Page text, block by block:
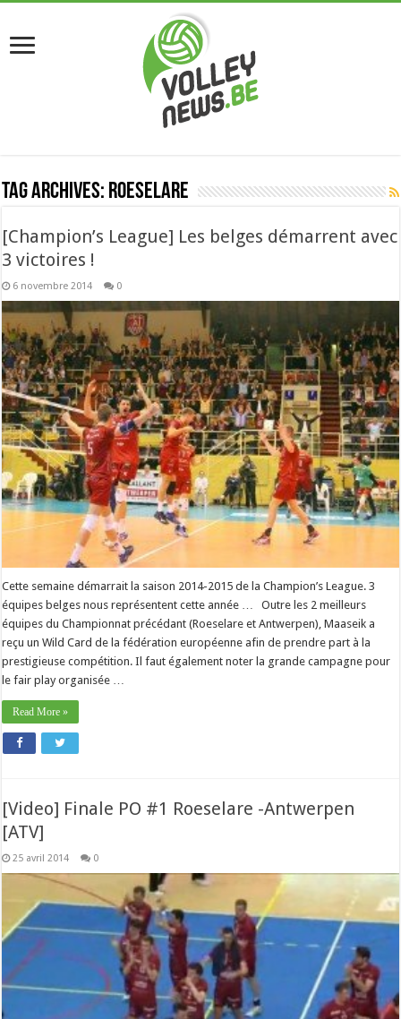
Tag Archives: roeselare
[Champion’s League] Les belges démarrent avec
3 victoires !
6 novembre 2014 0
Cette semaine démarrait la saison 2014-2015 de la Champion’s League. 3
équipes belges nous représentent cette année … Outre les 2 meilleurs
équipes du Championnat précédant (Roeselare et Antwerpen), Maaseik a
reçu un Wild Card de la fédération européenne afin de prendre part à la
prestigieuse compétition. Il faut également noter la grande campagne pour
le fair play organisée …
Read More »
[Video] Finale PO #1 Roeselare -Antwerpen
[ATV]
25 avril 2014 0